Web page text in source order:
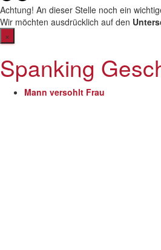
Achtung! An dieser Stelle noch ein
Wir möchten ausdrücklich auf den
×
Spanking
Mann versohlt Frau